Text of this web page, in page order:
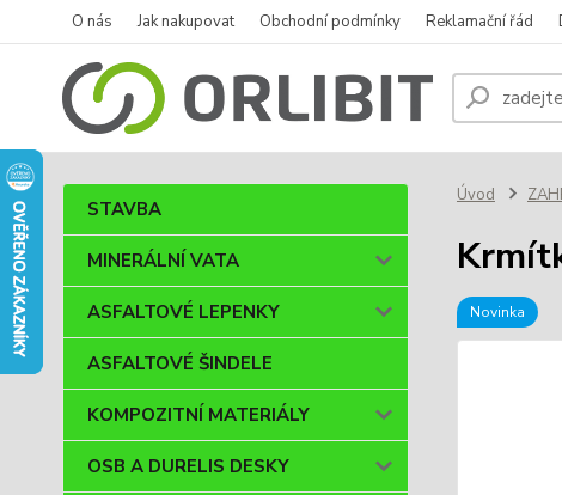
O nás Jak nakupovat Obchodní podmínky Reklamační řád
STAVBA
MINERÁLNÍ VATA
ASFALTOVÉ LEPENKY
ASFALTOVÉ ŠINDELE
KOMPOZITNÍ MATERIÁLY
OSB A DURELIS DESKY
Úvod
Novinka